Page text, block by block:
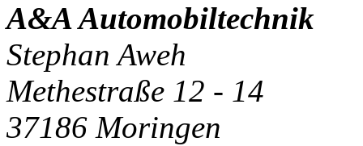
A&A Automobiltechnik
Stephan Aweh
Methestraße 12 - 14
37186 Moringen